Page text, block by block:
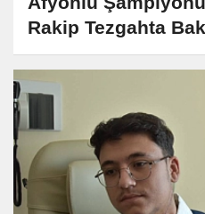
Rakip Tezgahta